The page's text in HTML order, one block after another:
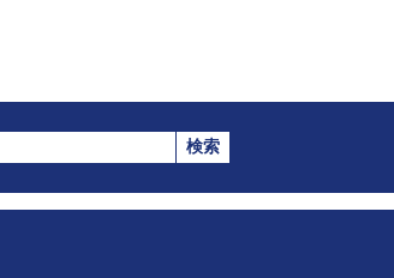
検索